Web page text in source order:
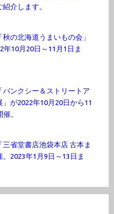
介します。
の北海道うまいもの会」
年10月20日～11月1日ま
バンクシー＆ストリートア
」が2022年10月20日から11
。
三省堂書店池袋本店 古本ま
2023年1月9日～13日ま